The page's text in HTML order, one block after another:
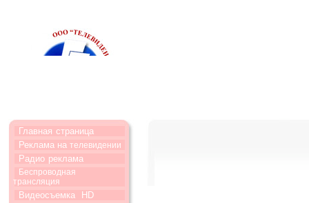
Главная страница
Реклама на телевидении
Радио реклама
Беспроводная
трансляция
Видеосъемка
HD